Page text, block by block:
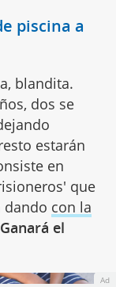
piscina a
blandita.
dos se
estarán
en
que
dando con la
Ganará el
Ad